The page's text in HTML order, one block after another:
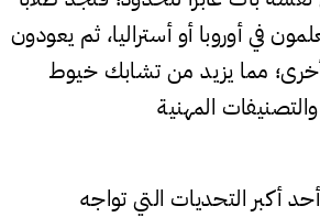
في أوروبا أو أستراليا، ثم يعودون
أخرى؛ مما يزيد من تشابك خيوط
المهنية
أكبر التحديات التي تواجه